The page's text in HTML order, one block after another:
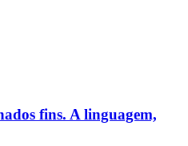
fins. A linguagem,